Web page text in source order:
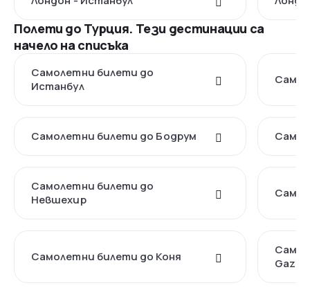
Полети до Турция. Тези дестинации са
начело на списъка
Самолетни билети до
Истанбул
Самолетни билети до Бодрум
Самолетни билети до
Невшехир
Самолетни билети до Коня